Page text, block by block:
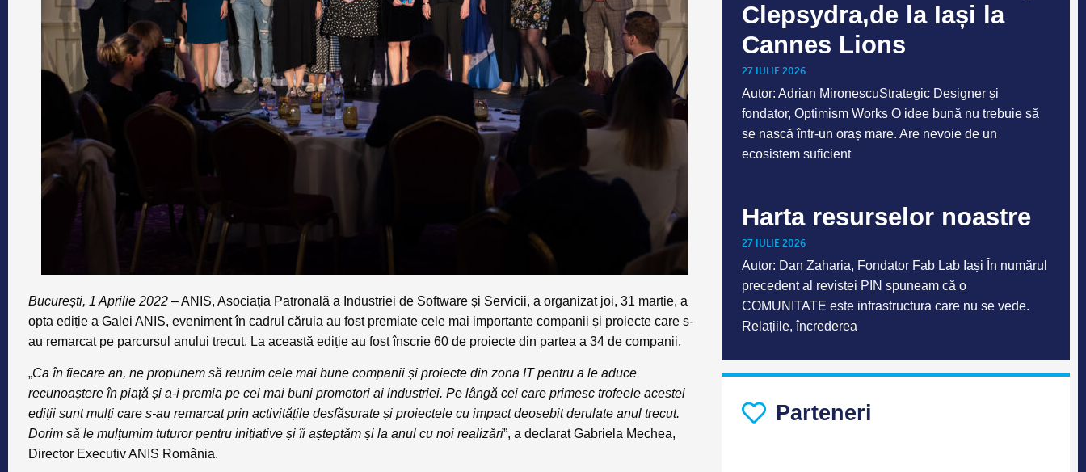
București, 1 Aprilie 2022 – ANIS, Asociația Patronală a Industriei de Software și Servicii, a organizat joi, 31 martie, a
opta ediție a Galei ANIS, eveniment în cadrul căruia au fost premiate cele mai importante companii și proiecte care s-
au remarcat pe parcursul anului trecut. La această ediție au fost înscrie 60 de proiecte din partea a 34 de companii.
„Ca în fiecare an, ne propunem să reunim cele mai bune companii și proiecte din zona IT pentru a le aduce
recunoaștere în piață și a-i premia pe cei mai buni promotori ai industriei. Pe lângă cei care primesc trofeele acestei
ediții sunt mulți care s-au remarcat prin activitățile desfășurate și proiectele cu impact deosebit derulate anul trecut.
Dorim să le mulțumim tuturor pentru inițiative și îi așteptăm și la anul cu noi realizări”, a declarat Gabriela Mechea,
Director Executiv ANIS România.
Clepsydra,de la Iași la
Cannes Lions
27 IULIE 2026
Autor: Adrian MironescuStrategic Designer și
fondator, Optimism Works O idee bună nu trebuie să
se nască într-un oraș mare. Are nevoie de un
ecosistem suficient
Harta resurselor noastre
27 IULIE 2026
Autor: Dan Zaharia, Fondator Fab Lab Iași În numărul
precedent al revistei PIN spuneam că o
COMUNITATE este infrastructura care nu se vede.
Relațiile, încrederea
Parteneri